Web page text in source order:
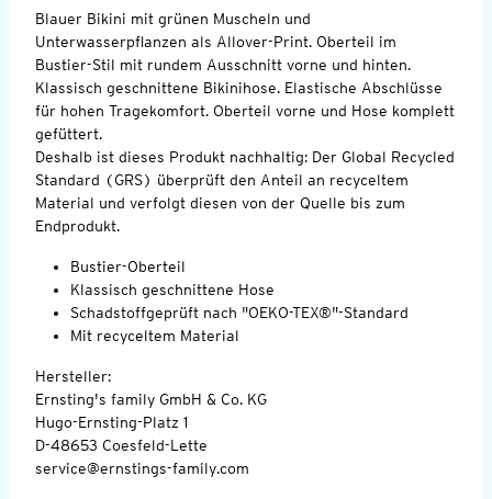
Blauer Bikini mit grünen Muscheln und
Unterwasserpflanzen als Allover-Print. Oberteil im
Bustier-Stil mit rundem Ausschnitt vorne und hinten.
Klassisch geschnittene Bikinihose. Elastische Abschlüsse
für hohen Tragekomfort. Oberteil vorne und Hose komplett
gefüttert.
Deshalb ist dieses Produkt nachhaltig: Der Global Recycled
Standard (GRS) überprüft den Anteil an recyceltem
Material und verfolgt diesen von der Quelle bis zum
Endprodukt.
Bustier-Oberteil
Klassisch geschnittene Hose
Schadstoffgeprüft nach "OEKO-TEX®"-Standard
Mit recyceltem Material
Hersteller:
Ernsting's family GmbH & Co. KG
Hugo-Ernsting-Platz 1
D-48653 Coesfeld-Lette
service@ernstings-family.com